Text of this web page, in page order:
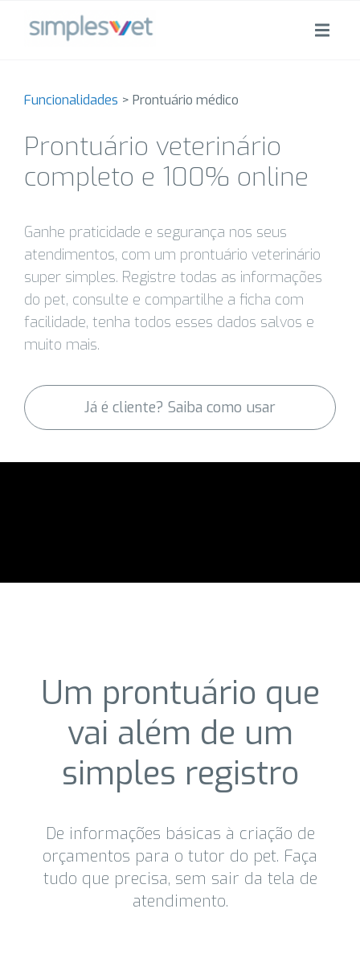
Funcionalidades > Prontuário médico
Prontuário veterinário
completo e 100% online
Ganhe praticidade e segurança nos seus
atendimentos, com um prontuário veterinário
super simples. Registre todas as informações
do pet, consulte e compartilhe a ficha com
facilidade, tenha todos esses dados salvos e
muito mais.
Já é cliente? Saiba como usar
Um prontuário que
vai além de um
simples registro
De informações básicas à criação de
orçamentos para o tutor do pet. Faça
tudo que precisa, sem sair da tela de
atendimento.